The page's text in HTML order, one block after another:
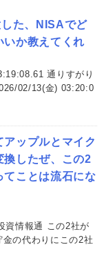
た、NISAでど
いか教えてくれ
通りすがり
02/13(金) 03:20:0
ップルとマイク
換したぜ、この2
てことは流石にな
資情報通 この2社が
の代わりにこの2社